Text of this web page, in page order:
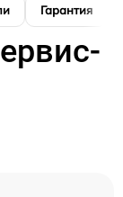
Гарантия